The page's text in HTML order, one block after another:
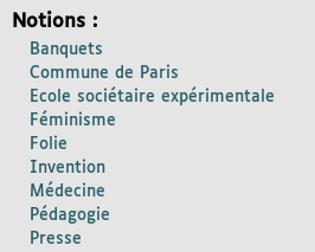
Notions :
Banquets
Commune de Paris
Ecole sociétaire expérimentale
Féminisme
Folie
Invention
Médecine
Pédagogie
Presse